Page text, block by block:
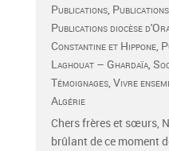
Publications
Publications diocèse
Constantine et Hippone
Laghouat – Ghardaïa ,
Témoignages ,Vivre
Algérie
Chers frères et sœurs,
brûlant de ce moment